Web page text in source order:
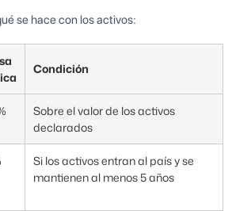
se hace con los activos:
Condición
Sobre el valor de los activos
declarados
Si los activos entran al país y se
mantienen al menos 5 años